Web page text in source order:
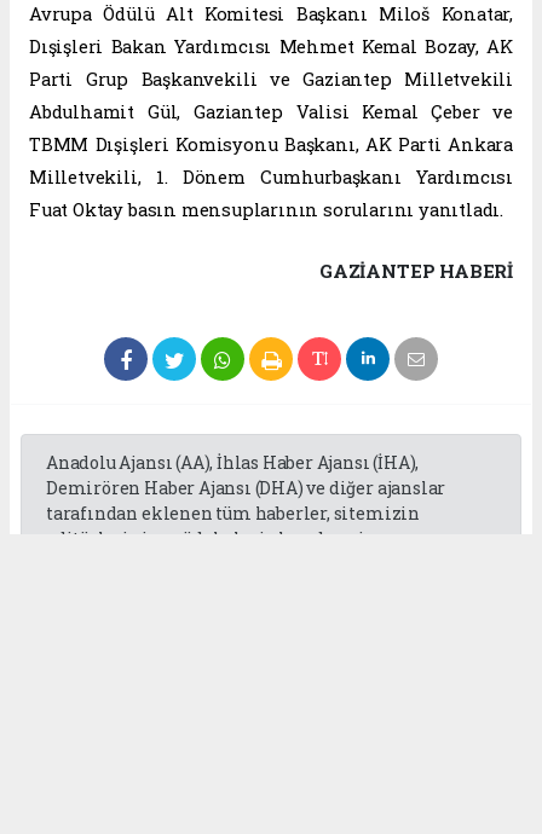
Avrupa Ödülü Alt Komitesi Başkanı Miloš Konatar,
Dışişleri Bakan Yardımcısı Mehmet Kemal Bozay, AK
Parti Grup Başkanvekili ve Gaziantep Milletvekili
Abdulhamit Gül, Gaziantep Valisi Kemal Çeber ve
TBMM Dışişleri Komisyonu Başkanı, AK Parti Ankara
Milletvekili, 1. Dönem Cumhurbaşkanı Yardımcısı
Fuat Oktay basın mensuplarının sorularını yanıtladı.
GAZIANTEP HABERİ
Anadolu Ajansı (AA), İhlas Haber Ajansı (İHA),
Demirören Haber Ajansı (DHA) ve diğer ajanslar
tarafından eklenen tüm haberler, sitemizin
editörlerinin müdahalesi olmadan ajans